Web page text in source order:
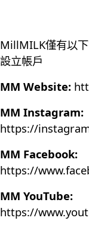
MillMILK僅有以
設立帳戶
MM Website:
MM Instagram:
https://
MM Facebook:
https://
MM YouTube:
https://